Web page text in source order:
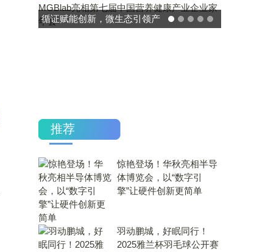
循证赋能创新，微生态引领产
推荐
惊艳登场！华秋亮相半导
体博览会，以“数字引
擎”让硬件创新更简单
羽动鹏城，好眠同行！
2025雅兰杯羽毛球公开赛